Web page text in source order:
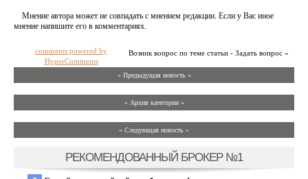
Мнение автора может не совпадать с мнением редакции. Если у Вас иное
мнение напишите его в комментариях.
Возник вопрос по теме статьи - Задать вопрос »
comments powered by
HyperComments
« Предыдущая новость «
» Архив категории «
» Следующая новость »
РЕКОМЕНДОВАННЫЙ БРОКЕР №1